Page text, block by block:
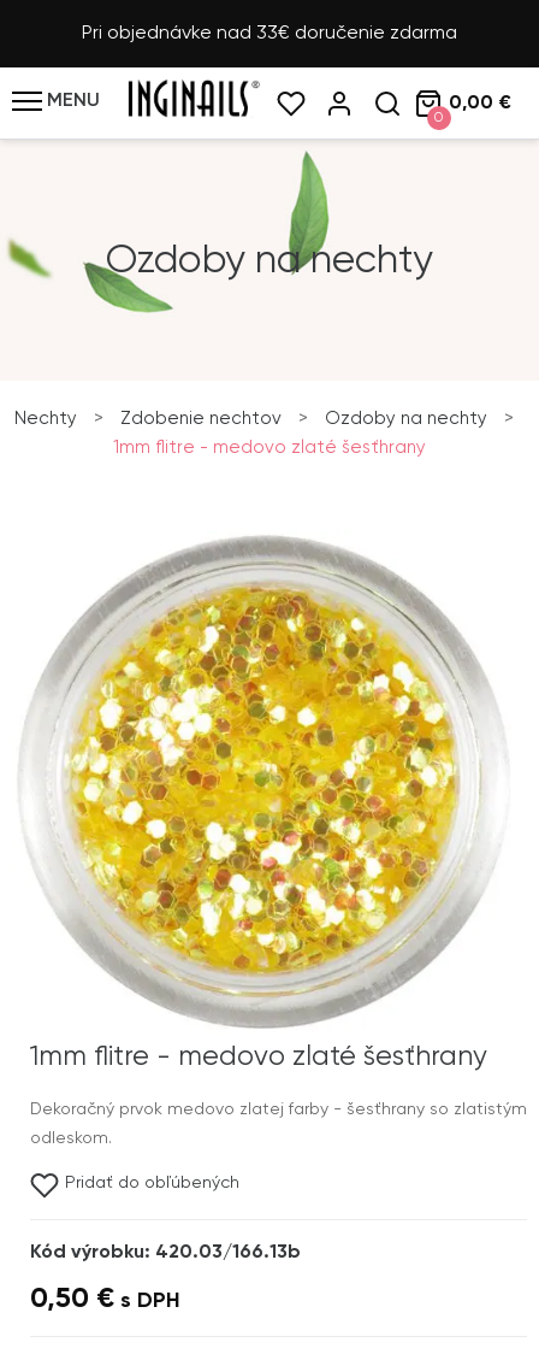
Pri objednávke nad 33€ doručenie zdarma
MENU
0
0,00 €
Ozdoby na nechty
Nechty > Zdobenie nechtov > Ozdoby na nechty
>
1mm flitre - medovo zlaté šesťhrany
1mm flitre - medovo zlaté šesťhrany
Dekoračný prvok medovo zlatej farby - šesťhrany so zlatistým
odleskom.
Pridať do obľúbených
Kód výrobku: 420.03/166.13b
0,50 € s DPH